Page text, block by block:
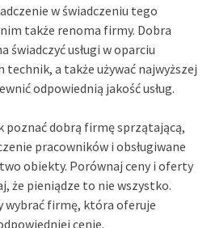
w świadczeniu tego
nim także renoma firmy. Dobra
usługi w oparciu
a także używać najwyższej
odpowiednią jakość usług.
poznać dobrą firmę sprzątającą,
pracowników i obsługiwane
obiekty. Porównaj ceny i oferty
że pieniądze to nie wszystko.
wybrać firmę, która oferuje
cenie.